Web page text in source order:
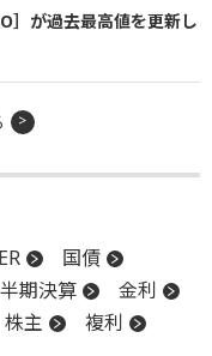
］が過去最高値を更新し
国債
期決算
金利
株主
複利